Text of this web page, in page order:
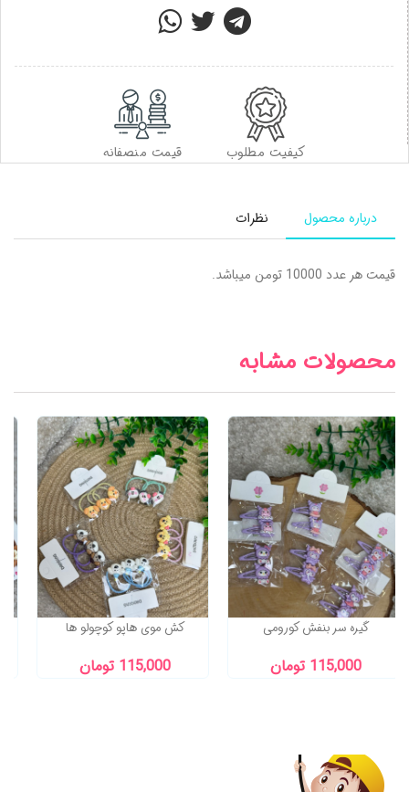
قیمت منصفانه کیفیت مطلوب
درباره محصول نظرات
قیمت هر عدد 10000 تومن میباشد.
محصولات مشابه
کش موی هاپو کوچولو ها
115,000 تومان
گیره سر بنفش کورومی
115,000 تومان